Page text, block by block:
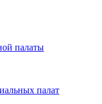
палаты
палат